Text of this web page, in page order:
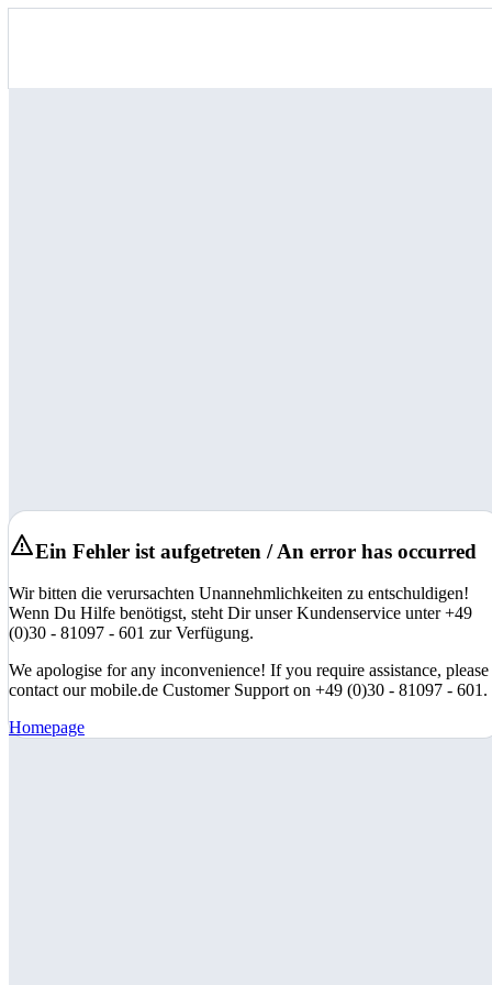
Ein Fehler ist aufgetreten / An error has occurred
Wir bitten die verursachten Unannehmlichkeiten zu entschuldigen!
Wenn Du Hilfe benötigst, steht Dir unser Kundenservice unter +49
(0)30 - 81097 - 601 zur Verfügung.
We apologise for any inconvenience! If you require assistance, please
contact our mobile.de Customer Support on +49 (0)30 - 81097 - 601.
Homepage